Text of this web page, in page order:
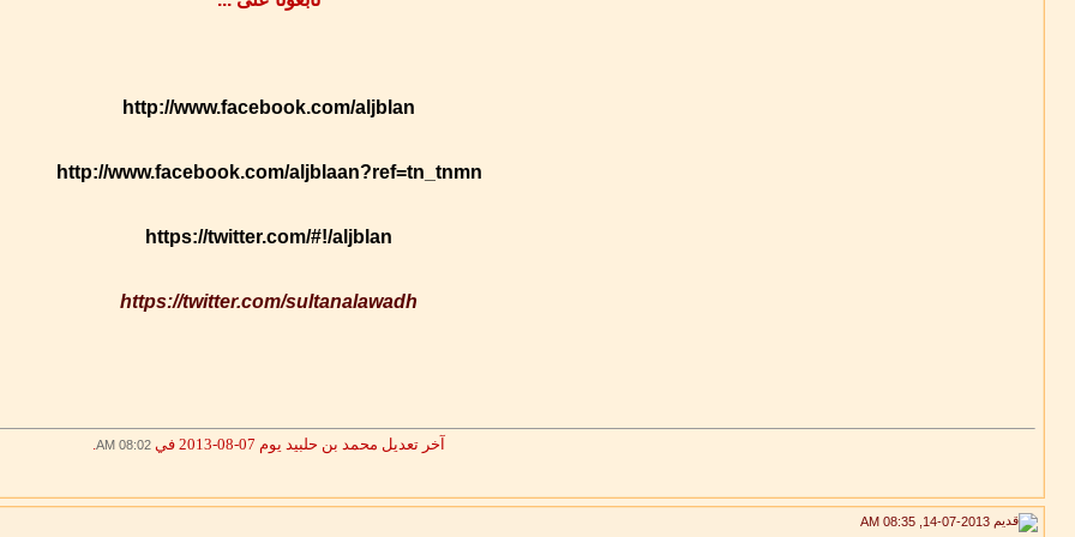
http://www.facebook.com/aljblan
http://www.facebook.com/aljblaan?ref=tn_tnmn
https://twitter.com/#!/aljblan
https://twitter.com/sultanalawadh
آخر تعديل محمد بن حلبيد يوم 07-08-2013 في 08:02 AM
.